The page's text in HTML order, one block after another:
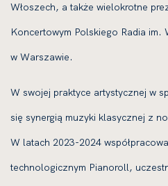
Włoszech, a także wielokrotne
Koncertowym Polskiego Radia im.
w Warszawie.
W swojej praktyce artystycznej w
się synergią muzyki klasycznej z
W latach 2023-2024
technologicznym Pianoroll,